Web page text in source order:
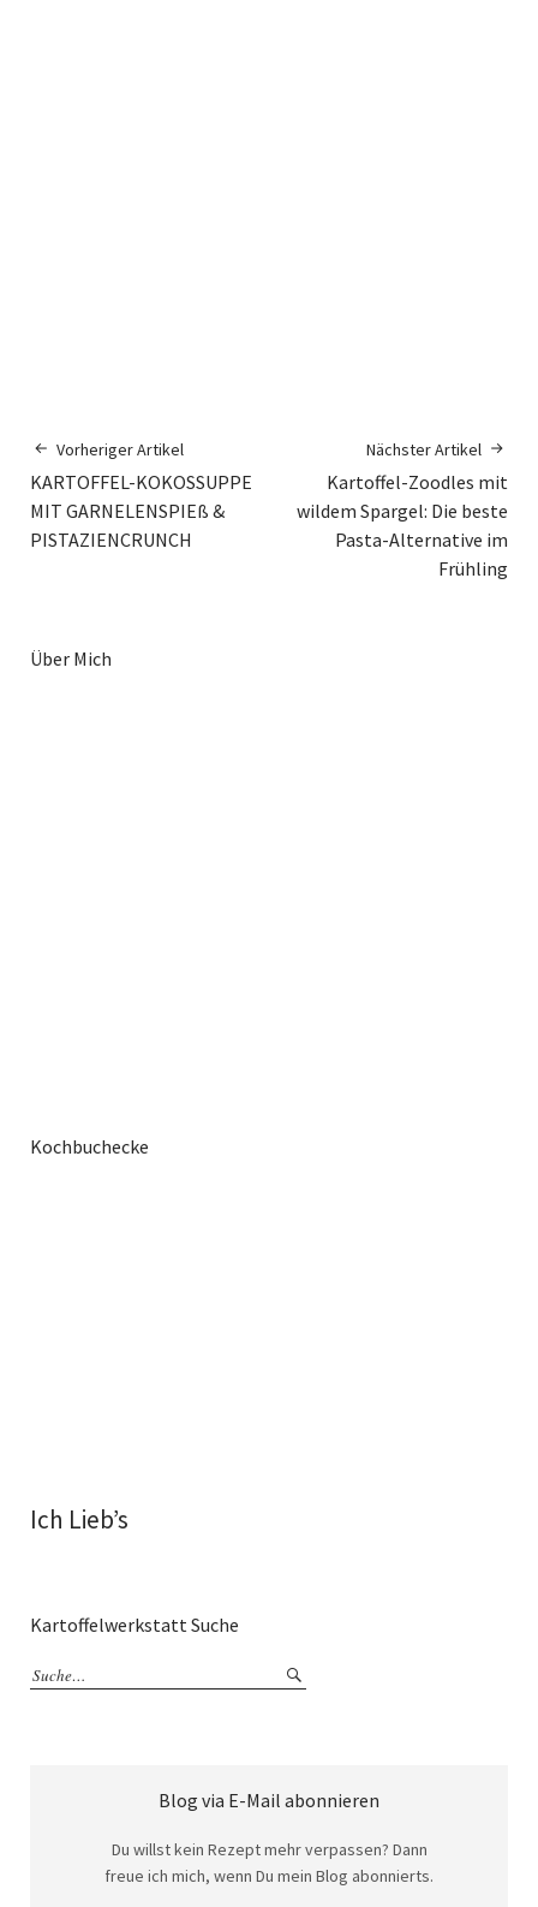
Vorheriger Artikel
KARTOFFEL-KOKOSSUPPE
MIT GARNELENSPIEß &
PISTAZIENCRUNCH
Nächster Artikel
Kartoffel-Zoodles mit
wildem Spargel: Die beste
Pasta-Alternative im
Frühling
Über Mich
Kochbuchecke
Ich Lieb’s
Kartoffelwerkstatt Suche
Blog via E-Mail abonnieren
Du willst kein Rezept mehr verpassen? Dann
freue ich mich, wenn Du mein Blog abonnierts.